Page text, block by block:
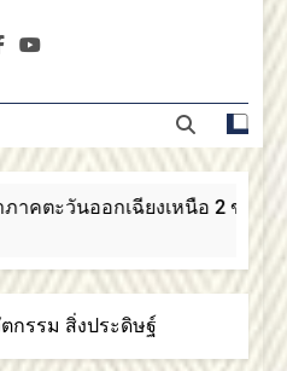
ขอแสดงความยินดี
ะวันออกเฉียงเหนือ
ารสภาสถาบันผู้ทรง
คุณวุฒิ
ทุกท่าน สถาบันการ
วันออกเฉียงเหนือ 2
ตะวันออกเฉียงเหนือ
2 ขอแสดงความยินดี
สถาบันการ
ภาคตะวัน
ออกเฉียง
เหนือ 2
สถาบันการอาชีวศึกษาภาค
คตะวันออกเฉียงเหนือ 2 ขอแสด
กรรม สิ่งประดิษฐ์